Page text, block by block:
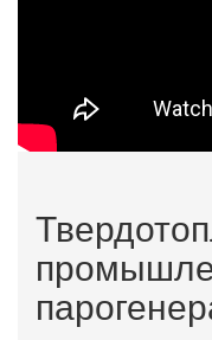
Промышленные
Промышленные
Промышленные
Котлы
Котел
Котел для газовой
Котел для паровой
Котел для